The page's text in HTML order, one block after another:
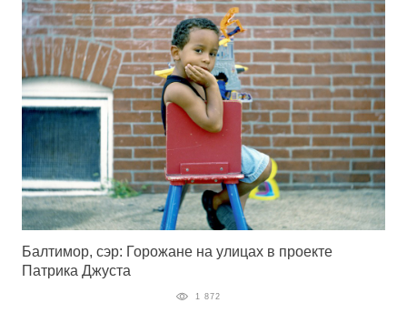
Балтимор, сэр: Горожане на улицах в проекте
Патрика Джуста
1 872